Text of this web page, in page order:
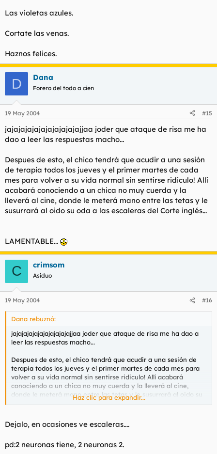
llevando a las teens
de arriba p’abajo
con sus compras
con sus hurtos
con sus braguitas licuadas
y recibir de vez en cuando
una gotita de menstruación
Las violetas azules.
Cortate las venas.
Haznos felices.
D Dana
Forero del todo a cien
19 May 2004 #15
jajajajajajajajajajajajjaa joder que ataque de risa me ha
dao a leer las respuestas macho...
Despues de esto, el chico tendrá que acudir a una sesión
de terapia todos los jueves y el primer martes de cada
mes para volver a su vida normal sin sentirse ridiculo! Allí
acabará conociendo a un chica no muy cuerda y la
lleverá al cine, donde le meterá mano entre las tetas y le
susurrará al oido su oda a las escaleras del Corte inglés...
LAMENTABLE...
C crimsom
Asiduo
19 May 2004 #16
Dana rebuznó:
jajajajajajajajajajajajjaa joder que ataque de risa me ha dao a
leer las respuestas macho...
Despues de esto, el chico tendrá que acudir a una sesión de
terapia todos los jueves y el primer martes de cada mes para
volver a su vida normal sin sentirse ridiculo! Allí acabará
conociendo a un chica no muy cuerda y la lleverá al cine,
donde le meterá mano entre las tetas y le susurrará al oido su
oda a las escaleras del Corte inglés...
LAMENTABLE...
Haz clic para expandir...
Dejalo, en ocasiones ve escaleras....
pd:2 neuronas tiene, 2 neuronas 2.